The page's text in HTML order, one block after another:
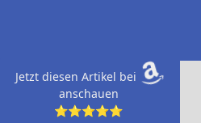
Jetzt diesen Artikel bei
anschauen
⭐⭐⭐⭐⭐